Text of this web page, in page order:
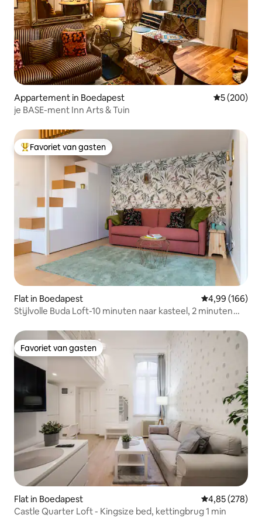
Appartement in Boedapest
5 (200)
je BASE-ment Inn Arts & Tuin
Topfavoriet van gasten
Favoriet van gasten
Flat in Boedapest Gemiddelde
4,99 (166)
Stijlvolle Buda Loft-10 minuten naar kasteel, 2 minuten
Favoriet van gasten
Favoriet van gasten
Flat in Boedapest Gemiddelde
4,85 (278)
Castle Quarter Loft - Kingsize bed, kettingbrug 1 min